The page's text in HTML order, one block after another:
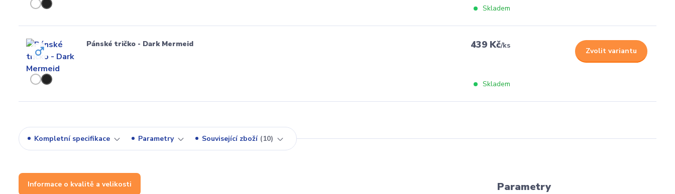
Skladem
Pánské tričko - Dark Mermeid 439 Kč/ks
Skladem
Zvolit variantu
Kompletní specifikace Parametry Související zboží 10
Informace o kvalitě a velikosti Parametry